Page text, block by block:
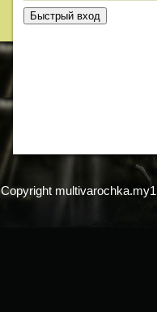
Copyright